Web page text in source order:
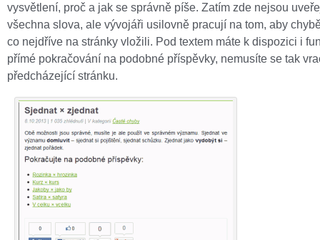
vysvětlení, proč a jak se správně píše. Zatím zde nejsou
všechna slova, ale vývojáři usilovně pracují na tom, aby
co nejdříve na stránky vložili. Pod textem máte k dispozici i
přímé pokračování na podobné příspěvky, nemusíte se tak
předcházející stránku.